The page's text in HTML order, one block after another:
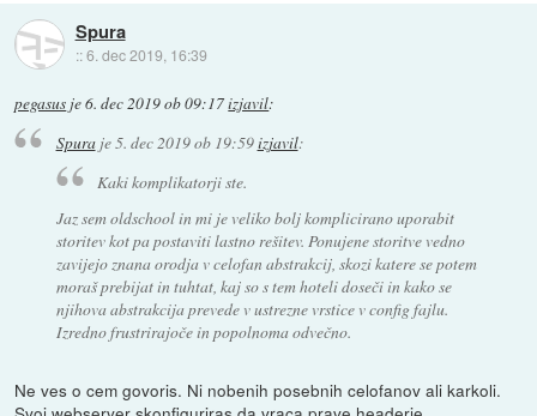
Spura
::6. dec 2019, 16:39
pegasus je6. dec 2019 ob 09:17izjavil:
Spuraje5. dec 2019 ob 19:59izjavil:
Kaki komplikatorji ste.
Jaz sem oldschool in mi je veliko bolj komplicirano uporabit
storitev kot pa postaviti lastno rešitev. Ponujene storitve vedno
zavijejo znana orodja v celofan abstrakcij, skozi katere se potem
moraš prebijat in tuhtat, kaj so s tem hoteli doseči in kako se
njihova abstrakcija prevede v ustrezne vrstice v config fajlu.
Izredno frustrirajoče in popolnoma odvečno.
Ne ves o cem govoris. Ni nobenih posebnih celofanov ali karkoli.